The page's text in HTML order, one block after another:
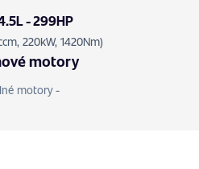
- 299HP
220kW, 1420Nm)
motory
motory -